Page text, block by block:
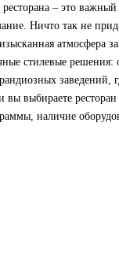
– это важный
Ничто так не
атмосфера
стилевые решения:
заведений,
выбираете
наличие